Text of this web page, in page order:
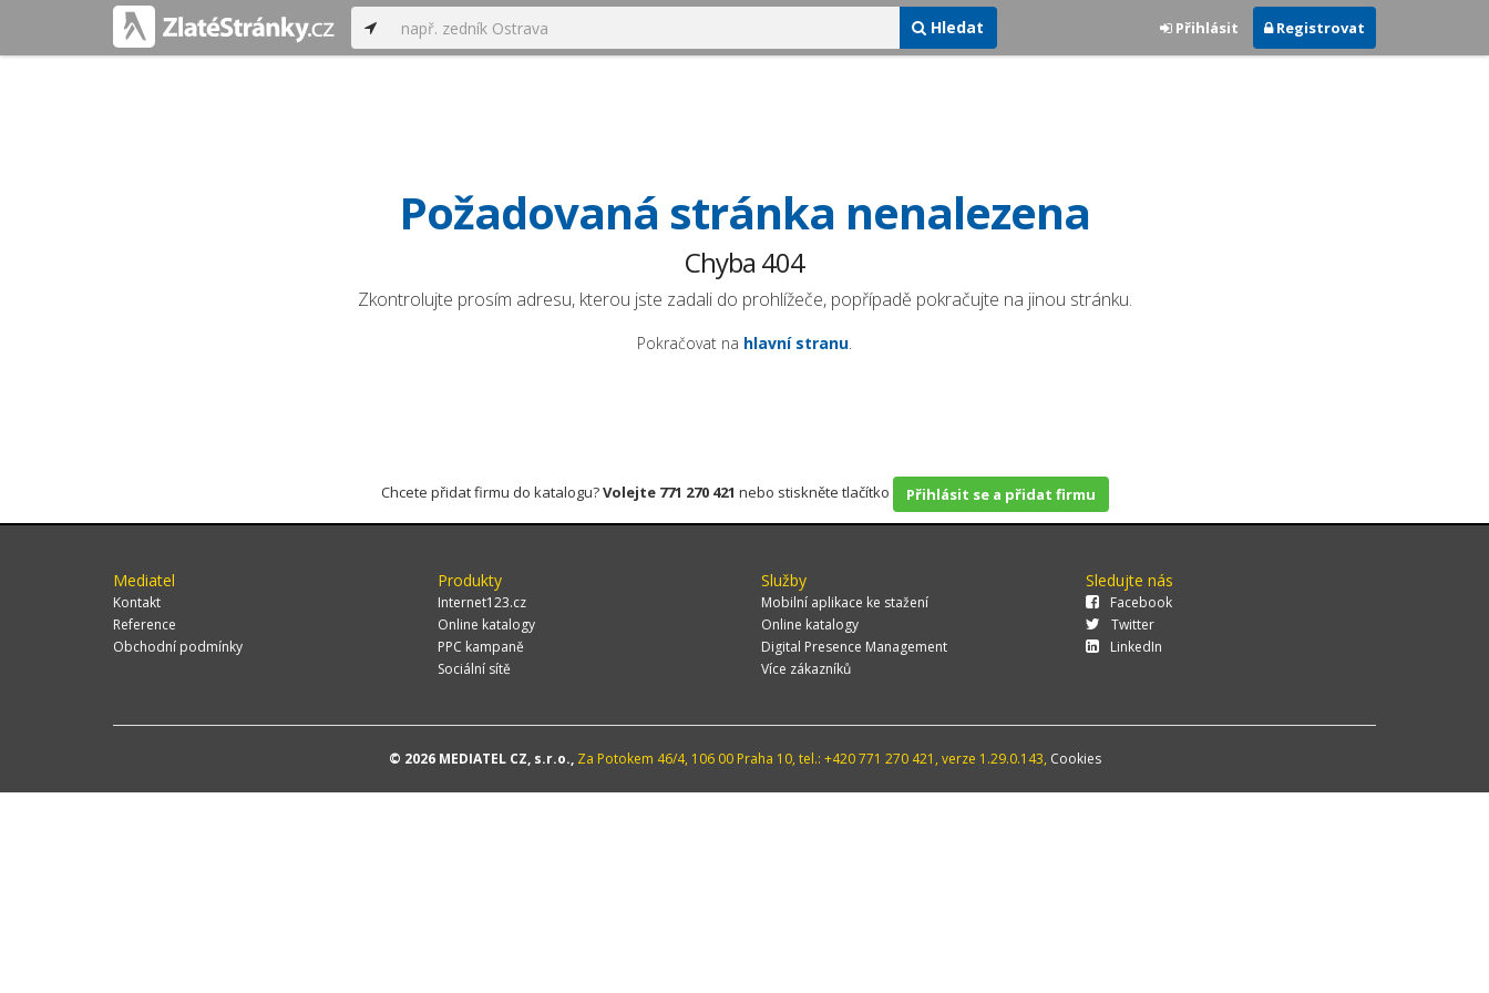
Hledat Přihlásit Registrovat
Požadovaná stránka nenalezena
Chyba 404
Zkontrolujte prosím adresu, kterou jste zadali do prohlížeče, popřípadě pokračujte na jinou stránku.
Pokračovat na hlavní stranu.
Chcete přidat firmu do katalogu?Volejte 771 270 421 nebo stiskněte tlačítko Přihlásit se a přidat firmu
Mediatel
Kontakt
Reference
Obchodní podmínky
Produkty
Internet123.cz
Online katalogy
PPC kampaně
Sociální sítě
Služby
Mobilní aplikace ke stažení
Online katalogy
Digital Presence Management
Více zákazníků
Sledujte nás
Facebook
Twitter
LinkedIn
© 2026 MEDIATEL CZ, s.r.o.,Za Potokem 46/4, 106 00 Praha 10, tel.: +420 771 270 421, verze 1.29.0.143, Cookies